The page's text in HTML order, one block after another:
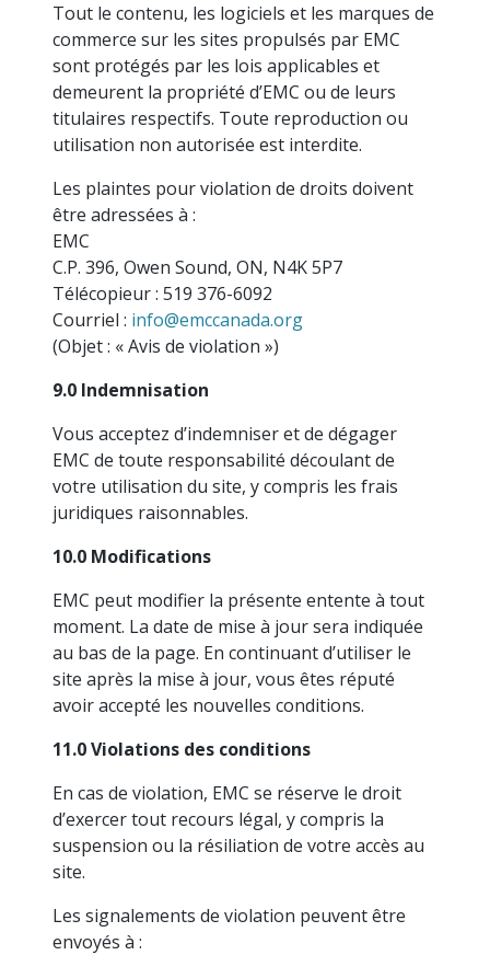
Tout le contenu, les logiciels et les marques de
commerce sur les sites propulsés par EMC
sont protégés par les lois applicables et
demeurent la propriété d’EMC ou de leurs
titulaires respectifs. Toute reproduction ou
utilisation non autorisée est interdite.
Les plaintes pour violation de droits doivent
être adressées à :
EMC
C.P. 396, Owen Sound, ON, N4K 5P7
Télécopieur : 519 376-6092
Courriel : info@emccanada.org
(Objet : « Avis de violation »)
9.0 Indemnisation
Vous acceptez d’indemniser et de dégager
EMC de toute responsabilité découlant de
votre utilisation du site, y compris les frais
juridiques raisonnables.
10.0 Modifications
EMC peut modifier la présente entente à tout
moment. La date de mise à jour sera indiquée
au bas de la page. En continuant d’utiliser le
site après la mise à jour, vous êtes réputé
avoir accepté les nouvelles conditions.
11.0 Violations des conditions
En cas de violation, EMC se réserve le droit
d’exercer tout recours légal, y compris la
suspension ou la résiliation de votre accès au
site.
Les signalements de violation peuvent être
envoyés à :